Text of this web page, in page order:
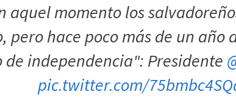
aquel momento los
pero hace poco más de un año
de independencia": Presidente
pic.twitter.com/